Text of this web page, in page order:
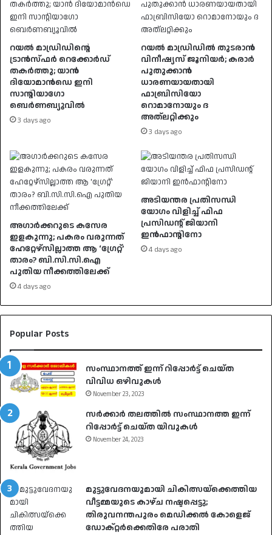
റയൽ മാഡ്രിഡിന്റെ
ട്രാൻസ്ഫർ റെക്കോർഡ്
തകർത്തു; യാൻ
ദിയോമാൻഡെ ഇനി
സാന്റിയാഗോ
ബെർണബ്യൂവിൽ
3 days ago
റയൽ മാഡ്രിഡിൽ തുടരാൻ
വിനീഷ്യസ് ജൂനിയർ; കരാർ
പുതുക്കാൻ
ധാരണയായതായി
ഫാബ്രിസിയോ
റൊമാനോയും ദ
അത്‌ലറ്റിക്കും
3 days ago
അഗാർക്കറുടെ കസേര
ഇളകുന്നു; പകരം വരുന്നത്
ഹേറ്റേഴ്സില്ലാത്ത ആ ‘ഗ്രേറ്റ്’
താരം? ബി.സി.സി.ഐ
പുതിയ നീക്കത്തിലേക്ക്
4 days ago
അടിയന്തര പ്രതിസന്ധി
യോഗം വിളിച്ച് ഫിഫ
പ്രസിഡന്റ് ജിയാനി
ഇൻഫാന്റിനോ
4 days ago
Popular Posts
സംസ്ഥാനത്ത് ഇന്ന് റിപ്പോർട്ട് ചെയ്ത
വിവിധ ഒഴിവുകൾ
November 23, 2023
സർക്കാർ തലത്തിൽ സംസ്ഥാനത്ത ഇന്ന്
റിപ്പോർട്ട് ചെയ്ത യിവുകൾ
November 24, 2023
മുട്ടുവേദനയുമായി ചികിത്സയ്ക്കെത്തിയ
വീട്ടമ്മയുടെ കാഴ്ച നഷ്ടപ്പെട്ടു;
തിരുവനന്തപുരം മെഡിക്കൽ കോളെജ്
ഡോക്റ്റർക്കെതിരേ പരാതി